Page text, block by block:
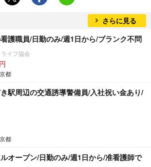
さらに見る
護職員/日勤のみ/週1日から/ブランク不問
イフ協会
都
駅周辺の交通誘導警備員/入社祝い金あり/
都
オープン/日勤のみ/週1日から/准看護師で